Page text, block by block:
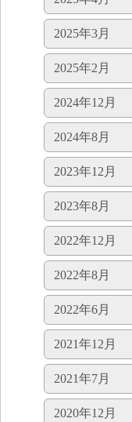
2025年3月
2025年2月
2024年12月
2024年8月
2023年12月
2023年8月
2022年12月
2022年8月
2022年6月
2021年12月
2021年7月
2020年12月